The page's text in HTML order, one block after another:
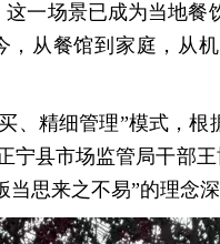
场景已成为当地餐
从餐馆到家庭，从
精细管理”模式，根
宁县市场监管局干部
思来之不易”的理念深